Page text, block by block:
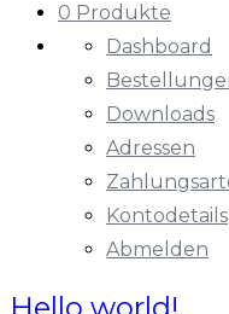
0 Produkte
Dashboard
Downloads
Adressen
Kontodetails
Abmelden